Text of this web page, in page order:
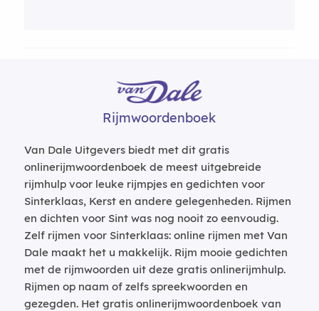
Rijmwoordenboek
Van Dale Uitgevers biedt met dit gratis
onlinerijmwoordenboek de meest uitgebreide
rijmhulp voor leuke rijmpjes en gedichten voor
Sinterklaas, Kerst en andere gelegenheden. Rijmen
en dichten voor Sint was nog nooit zo eenvoudig.
Zelf rijmen voor Sinterklaas: online rijmen met Van
Dale maakt het u makkelijk. Rijm mooie gedichten
met de rijmwoorden uit deze gratis onlinerijmhulp.
Rijmen op naam of zelfs spreekwoorden en
gezegden. Het gratis onlinerijmwoordenboek van